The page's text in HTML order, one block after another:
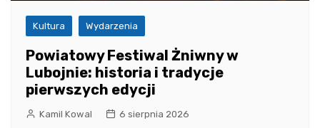
Kultura Wydarzenia
Powiatowy Festiwal Żniwny w
Lubojnie: historia i tradycje
pierwszych edycji
Kamil Kowal 6 sierpnia 2026